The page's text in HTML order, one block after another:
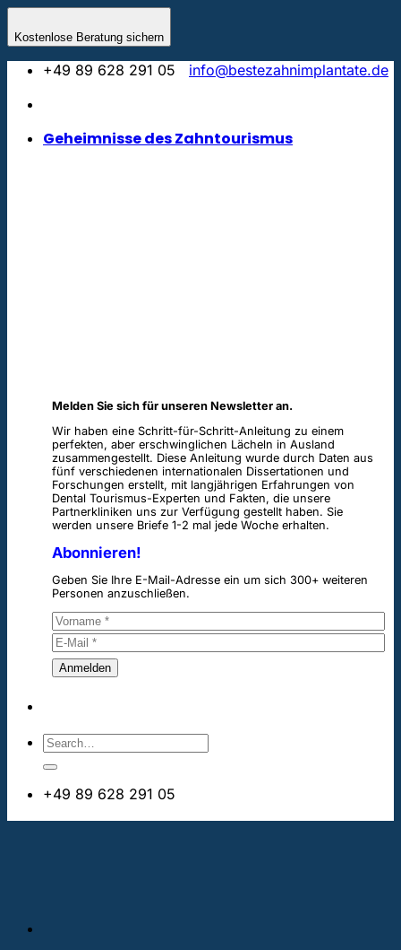
Kostenlose Beratung sichern
springen
+49 89 628 291 05
info@bestezahnimplantate.de
Geheimnisse des Zahntourismus
Melden Sie sich für unseren Newsletter an.
Wir haben eine Schritt-für-Schritt-Anleitung zu einem
perfekten, aber erschwinglichen Lächeln in Ausland
zusammengestellt. Diese Anleitung wurde durch Daten aus
fünf verschiedenen internationalen Dissertationen und
Forschungen erstellt, mit langjährigen Erfahrungen von
Dental Tourismus-Experten und Fakten, die unsere
Partnerkliniken uns zur Verfügung gestellt haben. Sie
werden unsere Briefe 1-2 mal jede Woche erhalten.
Abonnieren!
Geben Sie Ihre E-Mail-Adresse ein um sich 300+ weiteren
Personen anzuschließen.
+49 89 628 291 05